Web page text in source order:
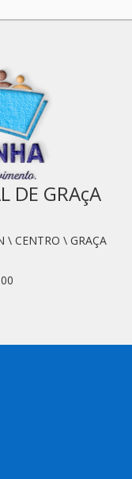
DE GRAçA
\ CENTRO \ GRAÇA